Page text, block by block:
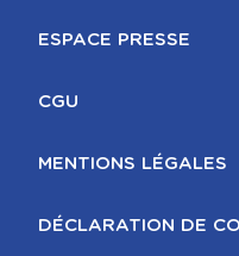
ESPACE PRESSE
CGU
MENTIONS LÉGALES
DÉCLARATION DE